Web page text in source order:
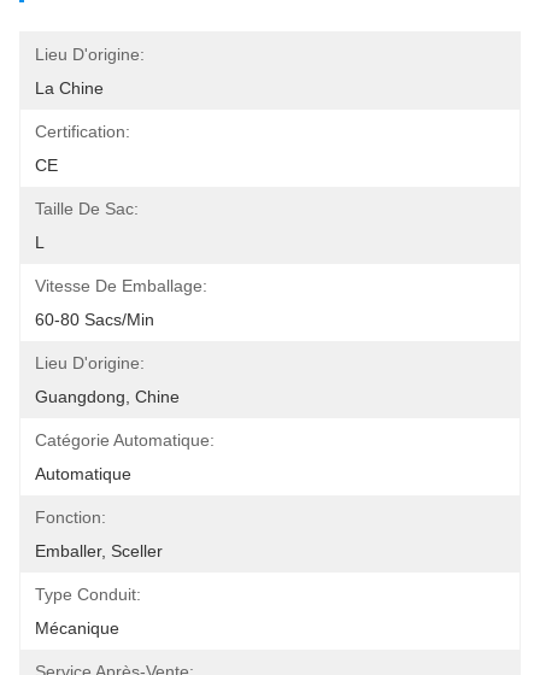
Lieu D'origine:
La Chine
Certification:
CE
Taille De Sac:
L
Vitesse De Emballage:
60-80 Sacs/min
Lieu D'origine:
Guangdong, Chine
Catégorie Automatique:
Automatique
Fonction:
Emballer, Sceller
Type Conduit:
Mécanique